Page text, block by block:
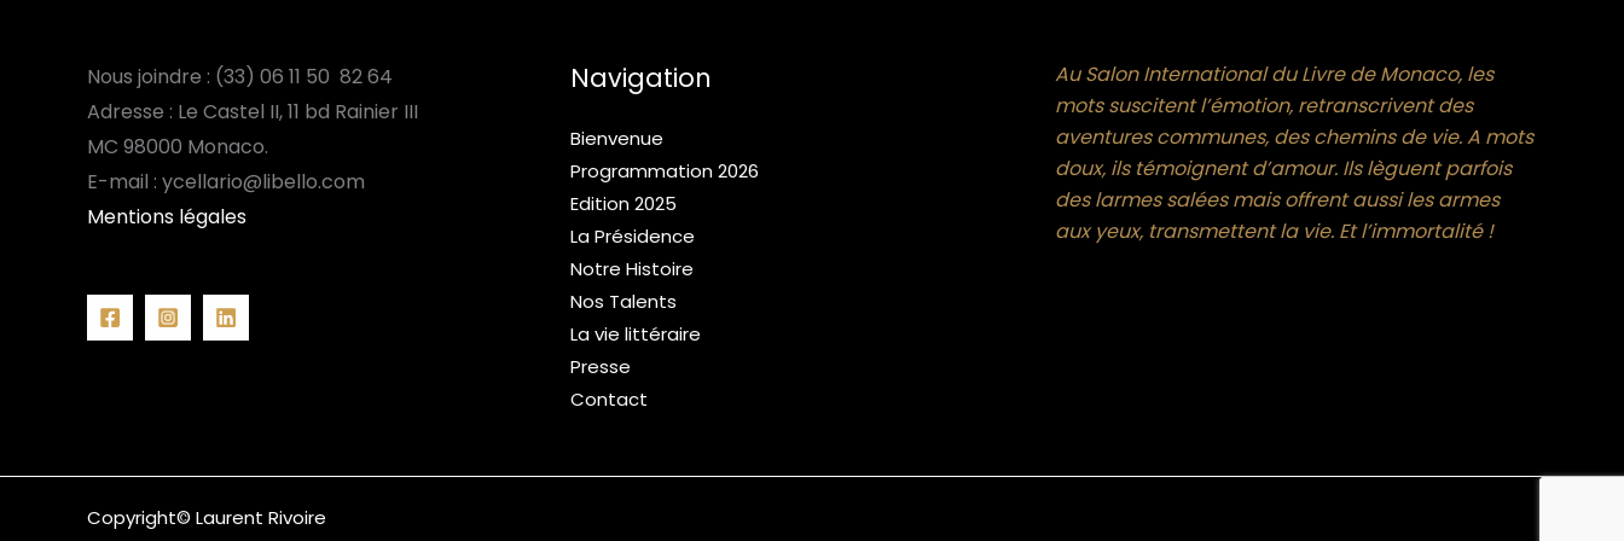
Nous joindre : (33) 06 11 50 82 64
Adresse : Le Castel II, 11 bd Rainier III
MC 98000 Monaco.
E-mail : ycellario@libello.com
Mentions légales
Navigation
Bienvenue
Programmation 2026
Edition 2025
La Présidence
Notre Histoire
Nos Talents
La vie littéraire
Presse
Contact
Au Salon International du Livre de Monaco, les
mots suscitent l’émotion, retranscrivent des
aventures communes, des chemins de vie. A mots
doux, ils témoignent d’amour. Ils lèguent parfois
des larmes salées mais offrent aussi les armes
aux yeux, transmettent la vie. Et l’immortalité !
Copyright© Laurent Rivoire